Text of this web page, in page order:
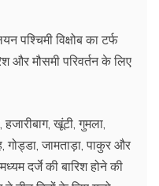
पश्चिमी विक्षोब का टर्फ
और मौसमी परिवर्तन के लिए
खूंटी, गुमला,
गोड्डा, जामताड़ा, पाकुर और
दर्जे की बारिश होने की